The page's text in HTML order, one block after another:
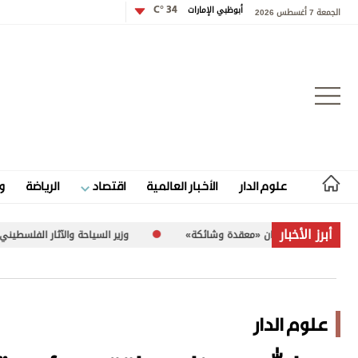
الجمعة 7 أغسطس 2026 أبوظبي الإمارات 34 °C
علوم الدار الأخبار العالمية اقتصاد الرياضة
علوم الدار
الرياضة
أبرز الأخباروزير السياحة والآثار الفلسطيني لـ«الاتحاد»: 260 موقعاً أثرياً في غزة تعرضت للضرر
علوم الدار